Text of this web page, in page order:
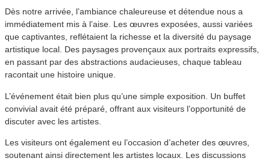
Dès notre arrivée, l’ambiance chaleureuse et détendue nous a
immédiatement mis à l’aise. Les œuvres exposées, aussi variées
que captivantes, reflétaient la richesse et la diversité du paysage
artistique local. Des paysages provençaux aux portraits expressifs,
en passant par des abstractions audacieuses, chaque tableau
racontait une histoire unique.
L’événement était bien plus qu’une simple exposition. Un buffet
convivial avait été préparé, offrant aux visiteurs l’opportunité de
discuter avec les artistes.
Les visiteurs ont également eu l’occasion d’acheter des œuvres,
soutenant ainsi directement les artistes locaux. Les discussions